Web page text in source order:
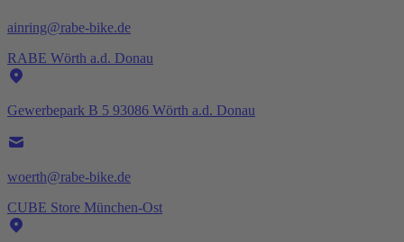
ainring@rabe-bike.de
RABE Wörth a.d. Donau
Gewerbepark B 5 93086 Wörth a.d. Donau
woerth@rabe-bike.de
CUBE Store München-Ost